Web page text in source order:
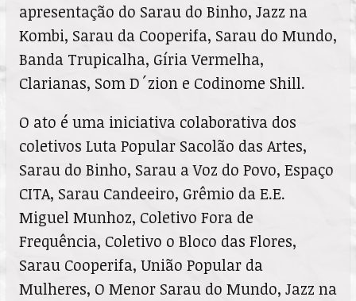
apresentação do Sarau do Binho, Jazz na
Kombi, Sarau da Cooperifa, Sarau do Mundo,
Banda Trupicalha, Gíria Vermelha,
Clarianas, Som D´zion e Codinome Shill.
O ato é uma iniciativa colaborativa dos
coletivos Luta Popular Sacolão das Artes,
Sarau do Binho, Sarau a Voz do Povo, Espaço
CITA, Sarau Candeeiro, Grêmio da E.E.
Miguel Munhoz, Coletivo Fora de
Frequência, Coletivo o Bloco das Flores,
Sarau Cooperifa, União Popular da
Mulheres, O Menor Sarau do Mundo, Jazz na